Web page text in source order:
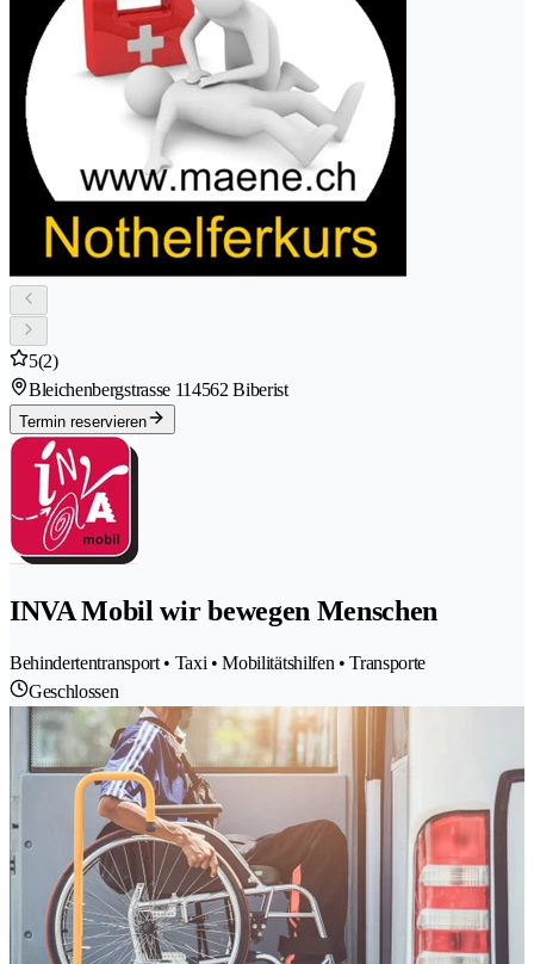
5(2)
Bleichenbergstrasse 114562 Biberist
Termin reservieren
INVA Mobil wir bewegen Menschen
Behindertentransport • Taxi • Mobilitätshilfen • Transporte
Geschlossen